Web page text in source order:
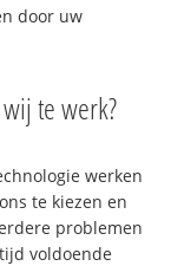
door uw
te werk?
werken
te kiezen en
problemen
voldoende